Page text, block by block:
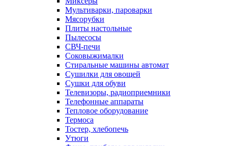
Мультиварки, пароварки
Мясорубки
Плиты настольные
Пылесосы
СВЧ-печи
Соковыжималки
Стиральные машины автомат
Сушилки для овощей
Сушки для обуви
Телевизоры, радиоприемники
Телефонные аппараты
Тепловое оборудование
Термоса
Тостер, хлебопечь
Утюги